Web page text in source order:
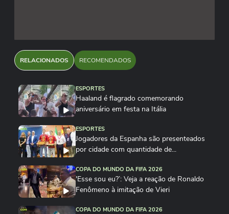
RELACIONADOS RECOMENDADOS
ESPORTES
Haaland é flagrado comemorando
aniversário em festa na Itália
ESPORTES
Jogadores da Espanha são presenteados
por cidade com quantidade de...
COPA DO MUNDO DA FIFA 2026
'Esse sou eu?’: Veja a reação de Ronaldo
Fenômeno à imitação de Vieri
COPA DO MUNDO DA FIFA 2026